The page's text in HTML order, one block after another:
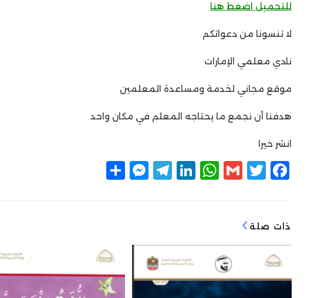
للتحميل اضغط هنا
لا تنسونا من دعواتكم
نادي معلمي الإمارات
موقع مجاني لخدمة ومساعدة المعلمين
هدفنا أن نجمع ما يحتاجه المعلم في مكان واحد
انشر خيرا
F
e
b
o
o
T
er
G
W
A
p
p
Li
dI
n
T
ra
m
M
er
ذات صلة